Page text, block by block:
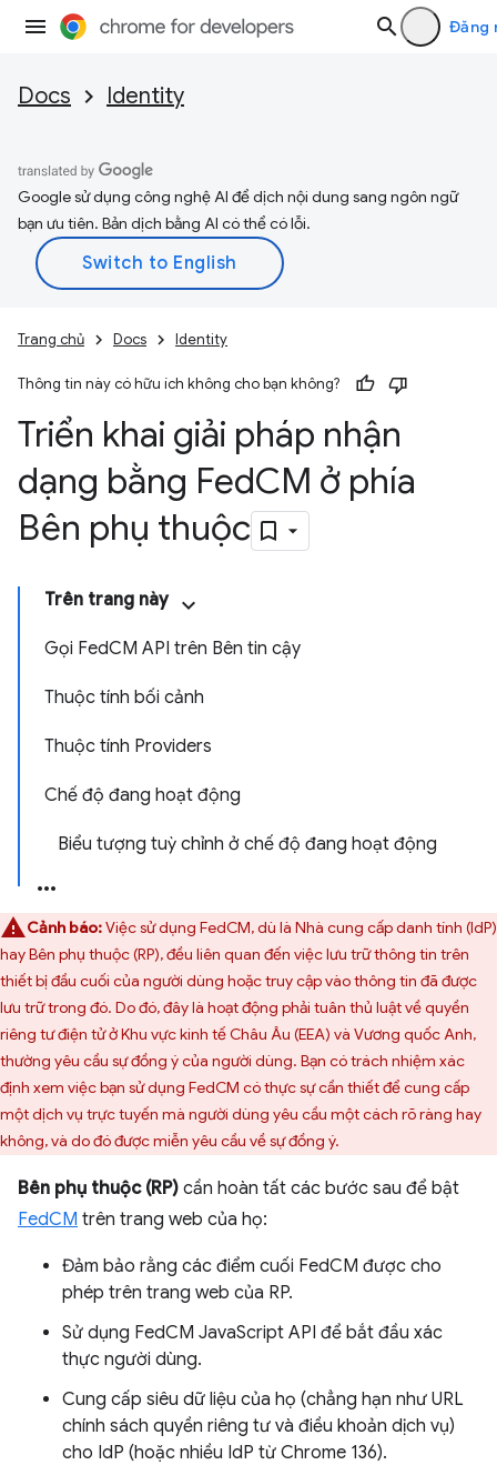
Đăng
Docs Identity
Google sử dụng công nghệ AI để dịch nội dung sang ngôn ngữ
bạn ưu tiên. Bản dịch bằng AI có thể có lỗi.
Trang chủ Docs Identity
Thông tin này có hữu ích không cho bạn không?
Triển khai giải pháp nhận
dạng bằng FedCM ở phía
Bên phụ thuộc
Trên trang này
Gọi FedCM API trên Bên tin cậy
Thuộc tính bối cảnh
Thuộc tính Providers
Chế độ đang hoạt động
Biểu tượng tuỳ chỉnh ở chế độ đang hoạt động
Cảnh báo:Việc sử dụng FedCM, dù là Nhà cung cấp danh tính (IdP)
hay Bên phụ thuộc (RP), đều liên quan đến việc lưu trữ thông tin trên
thiết bị đầu cuối của người dùng hoặc truy cập vào thông tin đã được
lưu trữ trong đó. Do đó, đây là hoạt động phải tuân thủ luật về quyền
riêng tư điện tử ở Khu vực kinh tế Châu Âu (EEA) và Vương quốc Anh,
thường yêu cầu sự đồng ý của người dùng. Bạn có trách nhiệm xác
định xem việc bạn sử dụng FedCM có thực sự cần thiết để cung cấp
một dịch vụ trực tuyến mà người dùng yêu cầu một cách rõ ràng hay
không, và do đó được miễn yêu cầu về sự đồng ý.
Bên phụ thuộc (RP) cần hoàn tất các bước sau để bật
FedCM trên trang web của họ:
Đảm bảo rằng các điểm cuối FedCM được cho
phép trên trang web của RP.
Sử dụng FedCM JavaScript API để bắt đầu xác
thực người dùng.
Cung cấp siêu dữ liệu của họ (chẳng hạn như URL
chính sách quyền riêng tư và điều khoản dịch vụ)
cho IdP (hoặc nhiều IdP từ Chrome 136).